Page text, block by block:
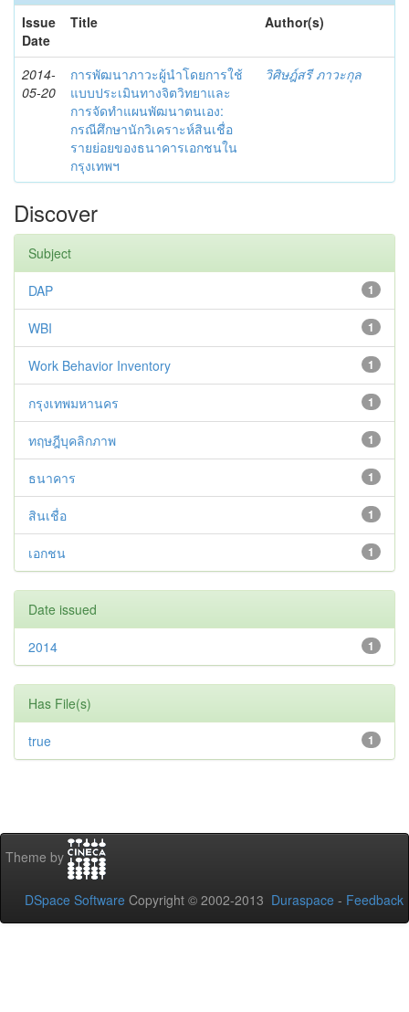
Issue
Date
Title Author(s)
2014-
05-20
การพัฒนาภาวะผู้นำโดยการใช้
แบบประเมินทางจิตวิทยาและ
การจัดทำแผนพัฒนาตนเอง:
กรณีศึกษานักวิเคราะห์สินเชื่อ
รายย่อยของธนาคารเอกชนใน
กรุงเทพฯ
วิศิษฎ์สรี ภาวะกุล
Discover
Subject
1
DAP
1
WBI
1
Work Behavior Inventory
1
กรุงเทพมหานคร
1
ทฤษฎีบุคลิกภาพ
1
ธนาคาร
1
สินเชื่อ
1
เอกชน
Date issued
1
2014
Has File(s)
1
true
Theme by
DSpace Software Copyright © 2002-2013 Duraspace - Feedback